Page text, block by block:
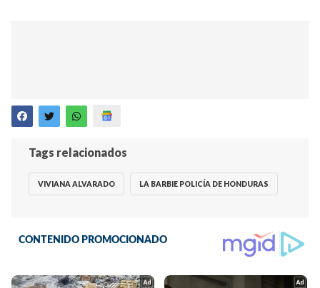
Tags relacionados
VIVIANA ALVARADO LA BARBIE POLICÍA DE HONDURAS